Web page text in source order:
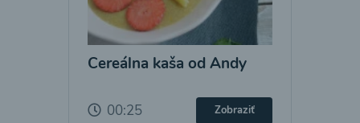
Cereálna kaša od Andy
00:25 Zobraziť